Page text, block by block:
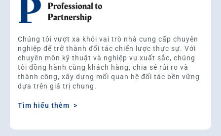
Chúng tôi vượt xa khỏi vai trò nhà cung cấp chuyên
nghiệp để trở thành đối tác chiến lược thực sự. Với
chuyên môn kỹ thuật và nghiệp vụ xuất sắc, chúng
tôi đồng hành cùng khách hàng, chia sẻ rủi ro và
thành công, xây dựng mối quan hệ đối tác bền vững
dựa trên giá trị chung.
Tìm hiểu thêm >